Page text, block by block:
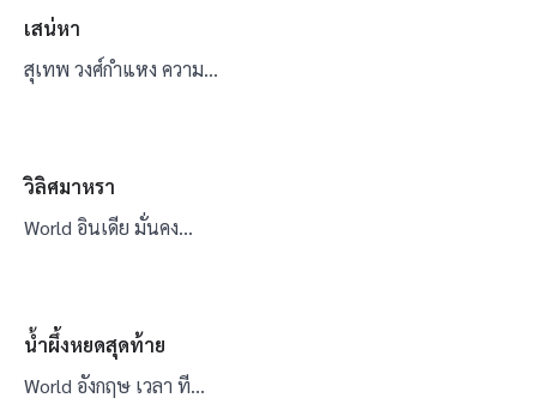
เสน่หา
สุเทพ วงศ์กำแหง ความ…
วิลิศมาหรา
World อินเดีย มั่นคง…
น้ำผึ้งหยดสุดท้าย
World อังกฤษ เวลา ที…